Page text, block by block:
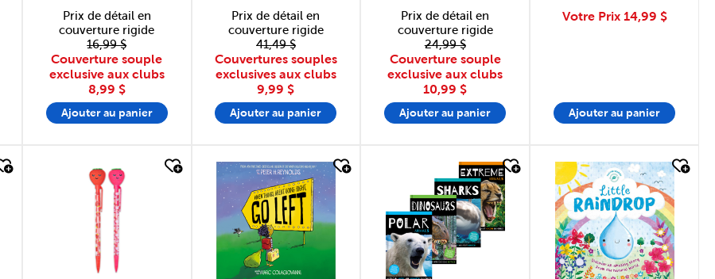
SOUPLE
Prix de détail en
couverture rigide
16,99 $
Couverture souple
exclusive aux clubs
8,99 $
Ajouter au panier
ENSEMBLE DE LIVRES À
COUVERTURE SOUPLE
Prix de détail en
couverture rigide
41,49 $
Couvertures souples
exclusives aux clubs
9,99 $
Ajouter au panier
SOUPLE
Prix de détail en
couverture rigide
24,99 $
Couverture souple
exclusive aux clubs
10,99 $
Ajouter au panier
Votre Prix 14,99 $
Ajouter au panier
quick look quick look quick look